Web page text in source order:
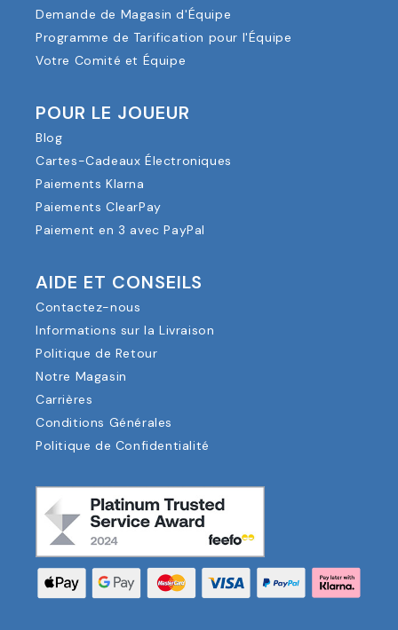
Demande de Magasin d'Équipe
Programme de Tarification pour l'Équipe
Votre Comité et Équipe
POUR LE JOUEUR
Blog
Cartes-Cadeaux Électroniques
Paiements Klarna
Paiements ClearPay
Paiement en 3 avec PayPal
AIDE ET CONSEILS
Contactez-nous
Informations sur la Livraison
Politique de Retour
Notre Magasin
Carrières
Conditions Générales
Politique de Confidentialité